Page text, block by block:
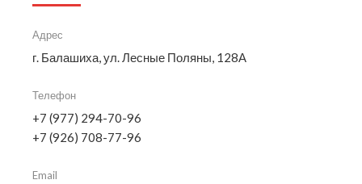
Адрес
г. Балашиха, ул. Лесные Поляны, 128А
Телефон
+7 (977) 294-70-96
+7 (926) 708-77-96
Email